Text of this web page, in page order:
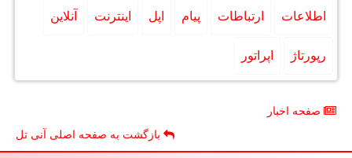
اطلاعات ارتباطات پیام اپل اینترنت آنلاین
رپورتاژ اپراتور
صفحه اخبار
بازگشت به صفحه اصلی آنی تل